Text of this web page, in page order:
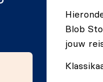
je nodig hebt.
voor het maken van
Blob
jouw